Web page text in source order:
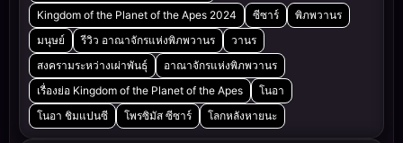
Kingdom of the Planet of the Apes 2024
ซีซาร์
พิภพวานร
มนุษย์
รีวิว อาณาจักรแห่งพิภพวานร
วานร
สงครามระหว่างเผ่าพันธุ์
อาณาจักรแห่งพิภพวานร
เรื่องย่อ Kingdom of the Planet of the Apes
โนอา
โนอา ชิมแปนซี
โพรซิมัส ซีซาร์ โลกหลังหายนะ